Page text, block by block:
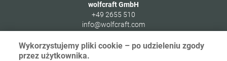
wolfcraft GmbH
+49 2655 510
info@wolfcraft.com
56746Kempenich
Wykorzystujemy pliki cookie – po udzieleniu zgody
przez użytkownika.